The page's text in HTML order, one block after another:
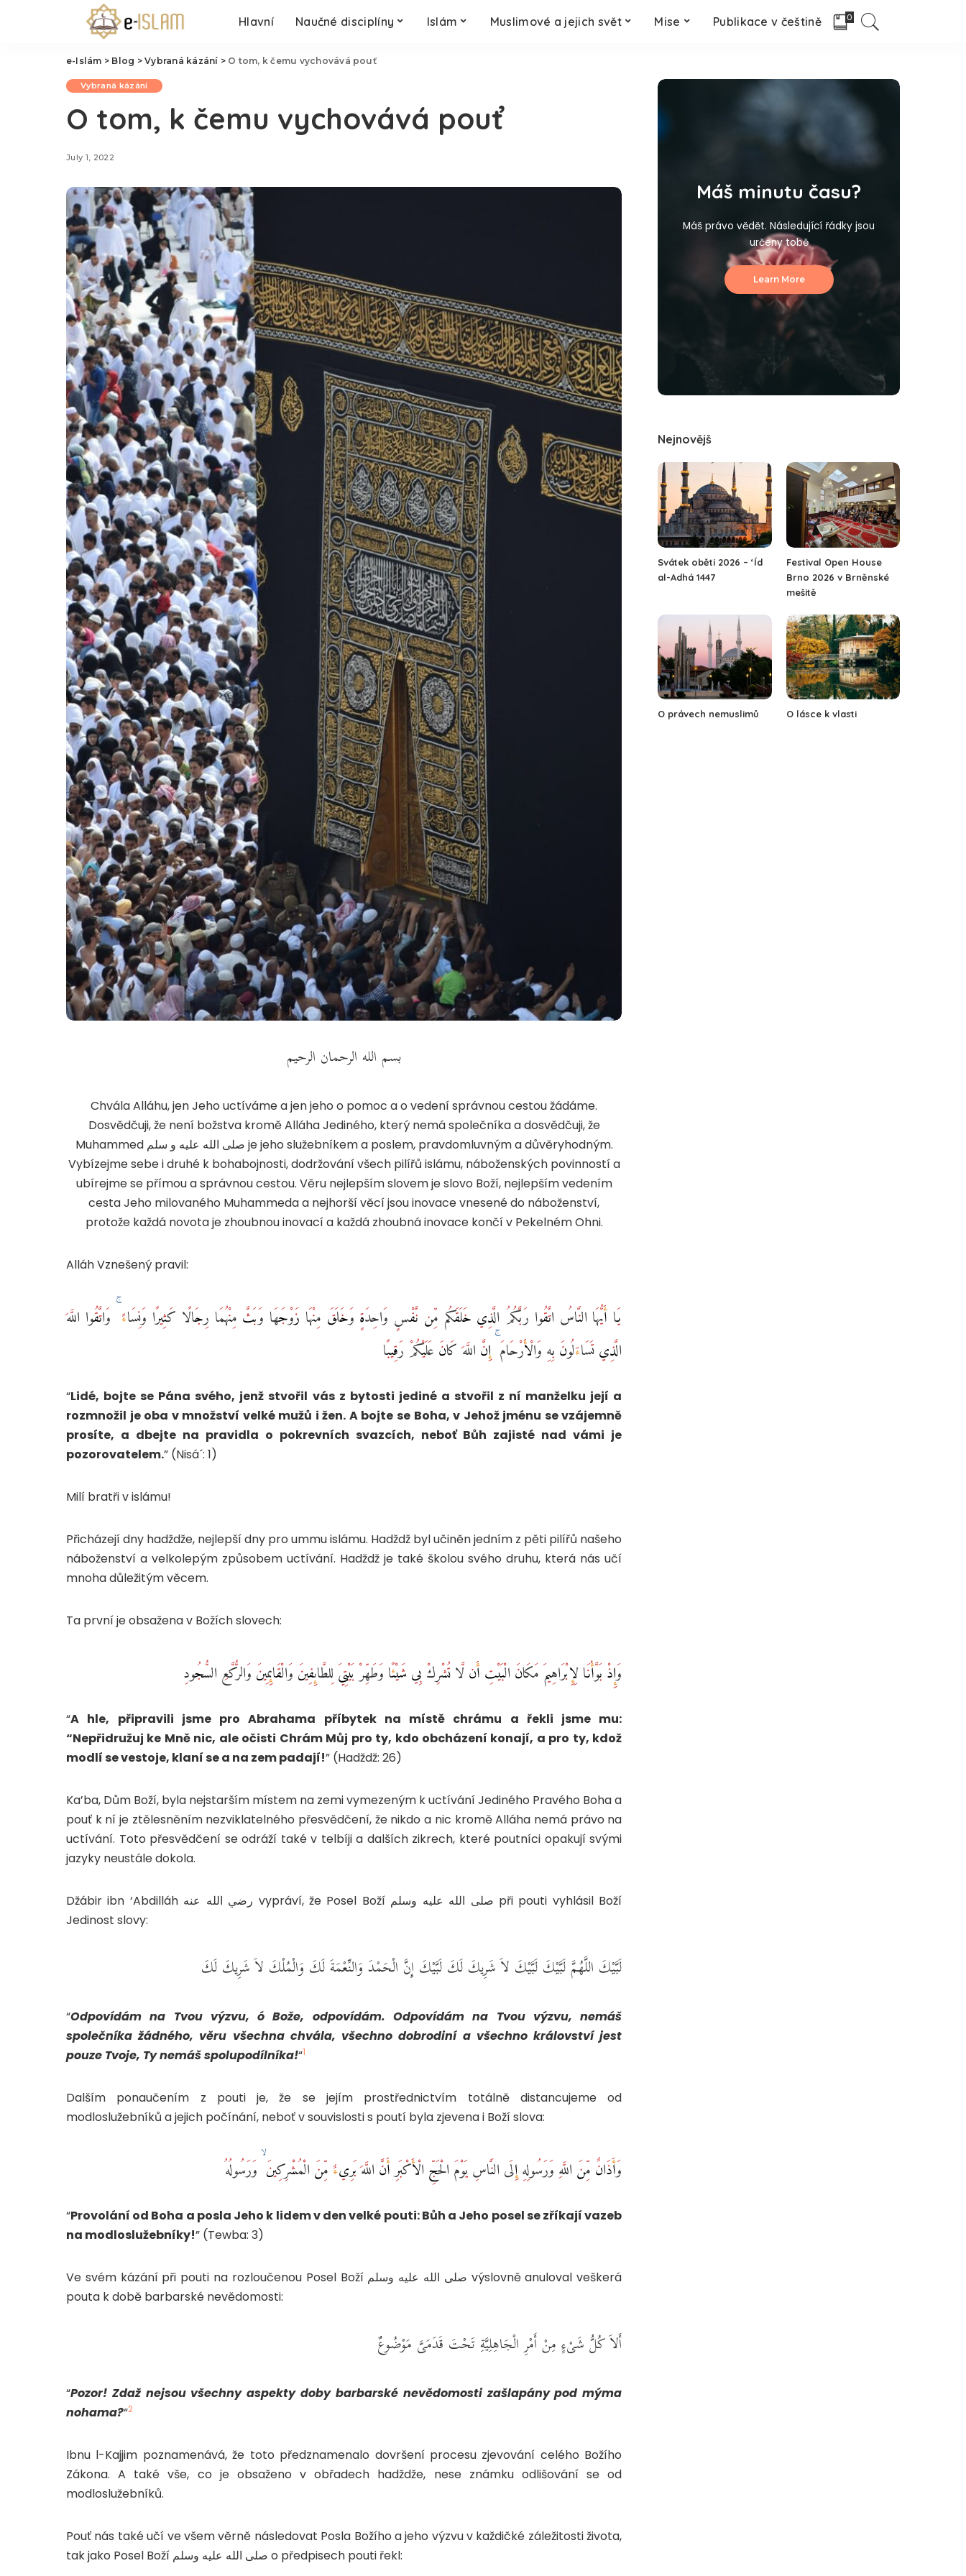
Hlavní Naučné disciplíny Islám Muslimové a jejich svět Mise Publikace v češtině 0
e-Islám > Blog >Vybraná kázání > O tom, k čemu vychovává pouť
Vybraná kázání
O tom, k čemu vychovává pouť
July 1, 2022
بسم الله الرحمان الرحيم
Chvála Alláhu, jen Jeho uctíváme a jen jeho o pomoc a o vedení správnou cestou žádáme.
Dosvědčuji, že není božstva kromě Alláha Jediného, který nemá společníka a dosvědčuji, že
Muhammed صلى الله عليه و سلم je jeho služebníkem a poslem, pravdomluvným a důvěryhodným.
Vybízejme sebe i druhé k bohabojnosti, dodržování všech pilířů islámu, náboženských povinností a
ubírejme se přímou a správnou cestou. Věru nejlepším slovem je slovo Boží, nejlepším vedením
cesta Jeho milovaného Muhammeda a nejhorší věcí jsou inovace vnesené do náboženství,
protože každá novota je zhoubnou inovací a každá zhoubná inovace končí v Pekelném Ohni.
Alláh Vznešený pravil:
يَا أَيُّهَا النَّاسُ اتَّقُوا رَبَّكُمُ الَّذِي خَلَقَكُم مِّن نَّفْسٍ وَاحِدَةٍ وَخَلَقَ مِنْهَا زَوْجَهَا وَبَثَّ مِنْهُمَا رِجَالًا كَثِيرًا وَنِسَاءً ۚ وَاتَّقُوا اللَّهَ
الَّذِي تَسَاءَلُونَ بِهِ وَالْأَرْحَامَ ۚ إِنَّ اللَّهَ كَانَ عَلَيْكُمْ رَقِيبًا
“Lidé, bojte se Pána svého, jenž stvořil vás z bytosti jediné a stvořil z ní manželku její a
rozmnožil je oba v množství velké mužů i žen. A bojte se Boha, v Jehož jménu se vzájemně
prosíte, a dbejte na pravidla o pokrevních svazcích, neboť Bůh zajisté nad vámi je
pozorovatelem.” (Nisá´: 1)
Milí bratři v islámu!
Přicházejí dny hadždže, nejlepší dny pro ummu islámu. Hadždž byl učiněn jedním z pěti pilířů našeho
náboženství a velkolepým způsobem uctívání. Hadždž je také školou svého druhu, která nás učí
mnoha důležitým věcem.
Ta první je obsažena v Božích slovech:
وَإِذْ بَوَّأْنَا لِإِبْرَاهِيمَ مَكَانَ الْبَيْتِ أَن لَّا تُشْرِكْ بِي شَيْئًا وَطَهِّرْ بَيْتِيَ لِلطَّائِفِينَ وَالْقَائِمِينَ وَالرُّكَّعِ السُّجُودِ
“A hle, připravili jsme pro Abrahama příbytek na místě chrámu a řekli jsme mu:
“Nepřidružuj ke Mně nic, ale očisti Chrám Můj pro ty, kdo obcházení konají, a pro ty, kdož
modlí se vestoje, klaní se a na zem padají!” (Hadždž: 26)
Ka’ba, Dům Boží, byla nejstarším místem na zemi vymezeným k uctívání Jediného Pravého Boha a
pouť k ní je ztělesněním nezviklatelného přesvědčení, že nikdo a nic kromě Alláha nemá právo na
uctívání. Toto přesvědčení se odráží také v telbíji a dalších zikrech, které poutníci opakují svými
jazyky neustále dokola.
Džábir ibn ‘Abdilláh رضي الله عنه vypráví, že Posel Boží صلى الله عليه وسلم při pouti vyhlásil Boží
Jedinost slovy:
لَبَّيْكَ اللَّهُمَّ لَبَّيْكَ لَبَّيْكَ لاَ شَرِيكَ لَكَ لَبَّيْكَ إِنَّ الْحَمْدَ وَالنِّعْمَةَ لَكَ وَالْمُلْكَ لاَ شَرِيكَ لَكَ
“Odpovídám na Tvou výzvu, ó Bože, odpovídám. Odpovídám na Tvou výzvu, nemáš
společníka žádného, věru všechna chvála, všechno dobrodiní a všechno království jest
pouze Tvoje, Ty nemáš spolupodílníka!“1
Dalším ponaučením z pouti je, že se jejím prostřednictvím totálně distancujeme od
modloslužebníků a jejich počínání, neboť v souvislosti s poutí byla zjevena i Boží slova:
وَأَذَانٌ مِّنَ اللَّهِ وَرَسُولِهِ إِلَى النَّاسِ يَوْمَ الْحَجِّ الْأَكْبَرِ أَنَّ اللَّهَ بَرِيءٌ مِّنَ الْمُشْرِكِينَ ۙ وَرَسُولُهُ
“Provolání od Boha a posla Jeho k lidem v den velké pouti: Bůh a Jeho posel se zříkají vazeb
na modloslužebníky!” (Tewba: 3)
Ve svém kázání při pouti na rozloučenou Posel Boží صلى الله عليه وسلم výslovně anuloval veškerá
pouta k době barbarské nevědomosti:
أَلاَ كُلُّ شَىْءٍ مِنْ أَمْرِ الْجَاهِلِيَّةِ تَحْتَ قَدَمَىَّ مَوْضُوعٌ
“Pozor! Zdaž nejsou všechny aspekty doby barbarské nevědomosti zašlapány pod mýma
nohama?“2
Ibnu l-Kajjim poznamenává, že toto předznamenalo dovršení procesu zjevování celého Božího
Zákona. A také vše, co je obsaženo v obřadech hadždže, nese známku odlišování se od
modloslužebníků.
Pouť nás také učí ve všem věrně následovat Posla Božího a jeho výzvu v každičké záležitosti života,
tak jako Posel Boží صلى الله عليه وسلم o předpisech pouti řekl:
Máš minutu času?
Máš právo vědět. Následující řádky jsou
určeny tobě
Learn More
Nejnovějš
Svátek oběti 2026 – ‘Íd
al-Adhá 1447
Festival Open House
Brno 2026 v Brněnské
mešitě
O právech nemuslimů O lásce k vlasti